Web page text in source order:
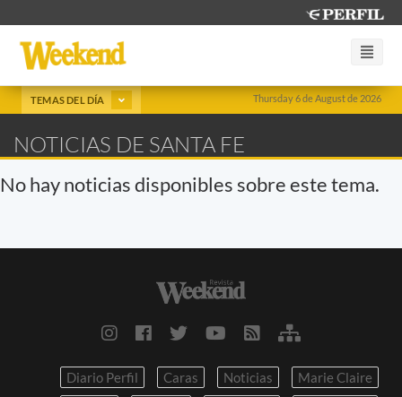
Thursday 6 de August de 2026
TEMAS DEL DÍA
NOTICIAS DE SANTA FE
No hay noticias disponibles sobre este tema.
Diario Perfil Caras Noticias
Marie Claire